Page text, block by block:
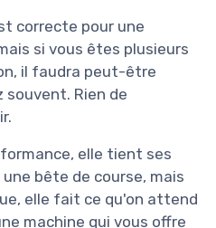
correcte pour une
si vous êtes plusieurs
il faudra peut-être
souvent. Rien de
elle tient ses
bête de course, mais
elle fait ce qu'on attend
machine qui vous offre